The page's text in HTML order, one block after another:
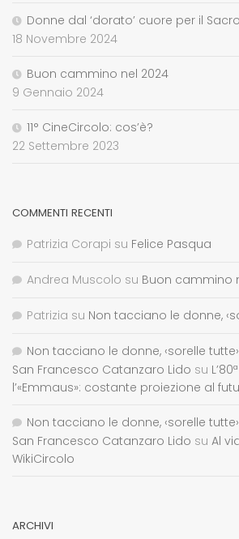
Donne dal ‘dorato’ cuore per il
18 Novembre 2024
Buon cammino nel 2024
9 Gennaio 2024
11° CineCircolo: cos’è?
22 Settembre 2023
COMMENTI RECENTI
Patrizia Corapi su Felice Pasqua
Andrea Muscolo su Buon cammino
Patrizia su Non tacciano le donne,
Non tacciano le donne, ‹sorelle
San Francesco Catanzaro Lido su
l’«Emmaus»: costante proiezione al
Non tacciano le donne, ‹sorelle
San Francesco Catanzaro Lido su Al
WikiCircolo
ARCHIVI